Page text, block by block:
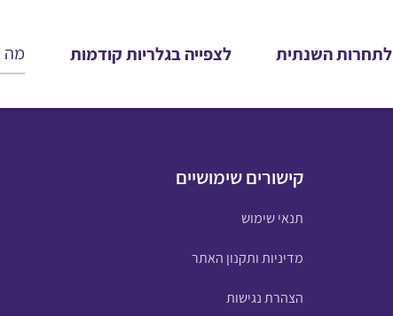
לתחרות השנתית לצפייה בגלריות קודמות
קישורים שימושיים
תנאי שימוש
מדיניות ותקנון האתר
הצהרת נגישות